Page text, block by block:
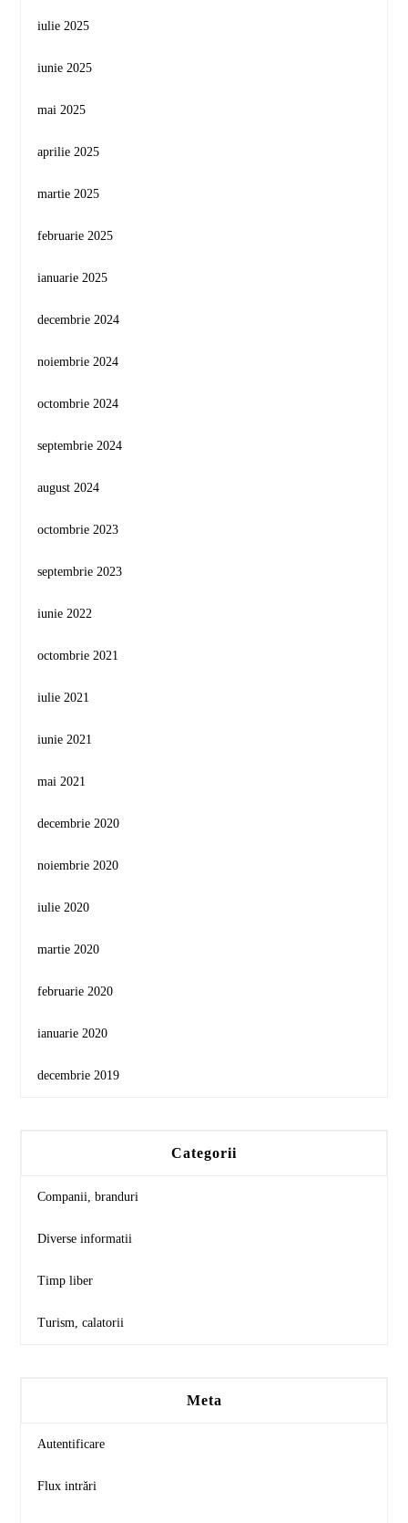
iulie 2025
iunie 2025
mai 2025
aprilie 2025
martie 2025
februarie 2025
ianuarie 2025
decembrie 2024
noiembrie 2024
octombrie 2024
septembrie 2024
august 2024
octombrie 2023
septembrie 2023
iunie 2022
octombrie 2021
iulie 2021
iunie 2021
mai 2021
decembrie 2020
noiembrie 2020
iulie 2020
martie 2020
februarie 2020
ianuarie 2020
decembrie 2019
Categorii
Companii, branduri
Diverse informatii
Timp liber
Turism, calatorii
Meta
Autentificare
Flux intrări